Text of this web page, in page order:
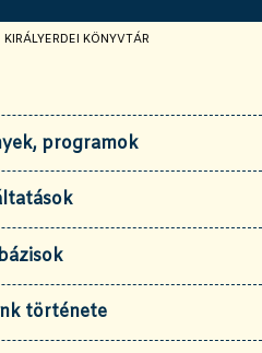
JELENLEGI OLDAL:
KIRÁLYERDEI KÖNYVTÁR
programok
története